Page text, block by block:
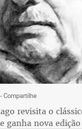
- Compartilhe
revisita o
ganha nova edição